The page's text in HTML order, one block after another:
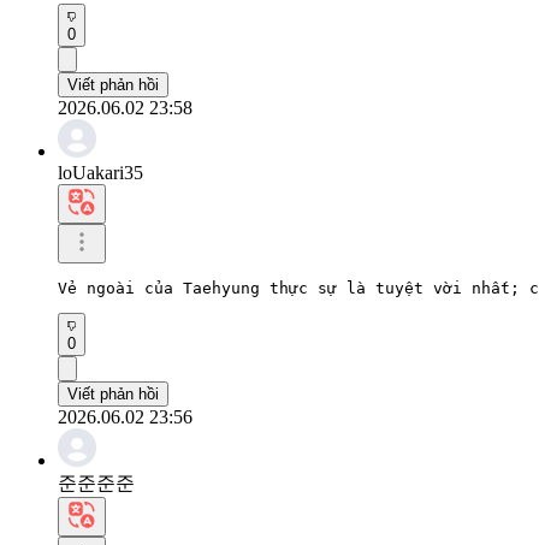
0
Viết phản hồi
2026.06.02 23:58
loUakari35
Vẻ ngoài của Taehyung thực sự là tuyệt vời nhất;
0
Viết phản hồi
2026.06.02 23:56
준준준준